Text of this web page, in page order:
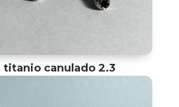
titanio canulado 2.3